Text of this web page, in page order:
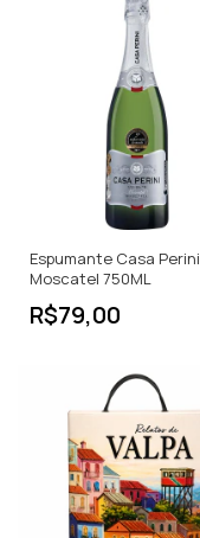
Espumante Casa Perini
Moscatel 750ML
R$79,00